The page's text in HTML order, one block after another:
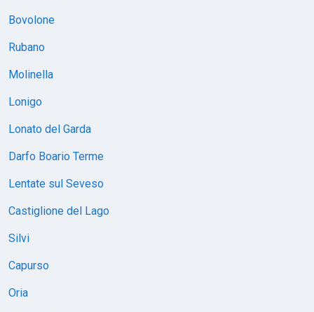
Bovolone
Rubano
Molinella
Lonigo
Lonato del Garda
Darfo Boario Terme
Lentate sul Seveso
Castiglione del Lago
Silvi
Capurso
Oria